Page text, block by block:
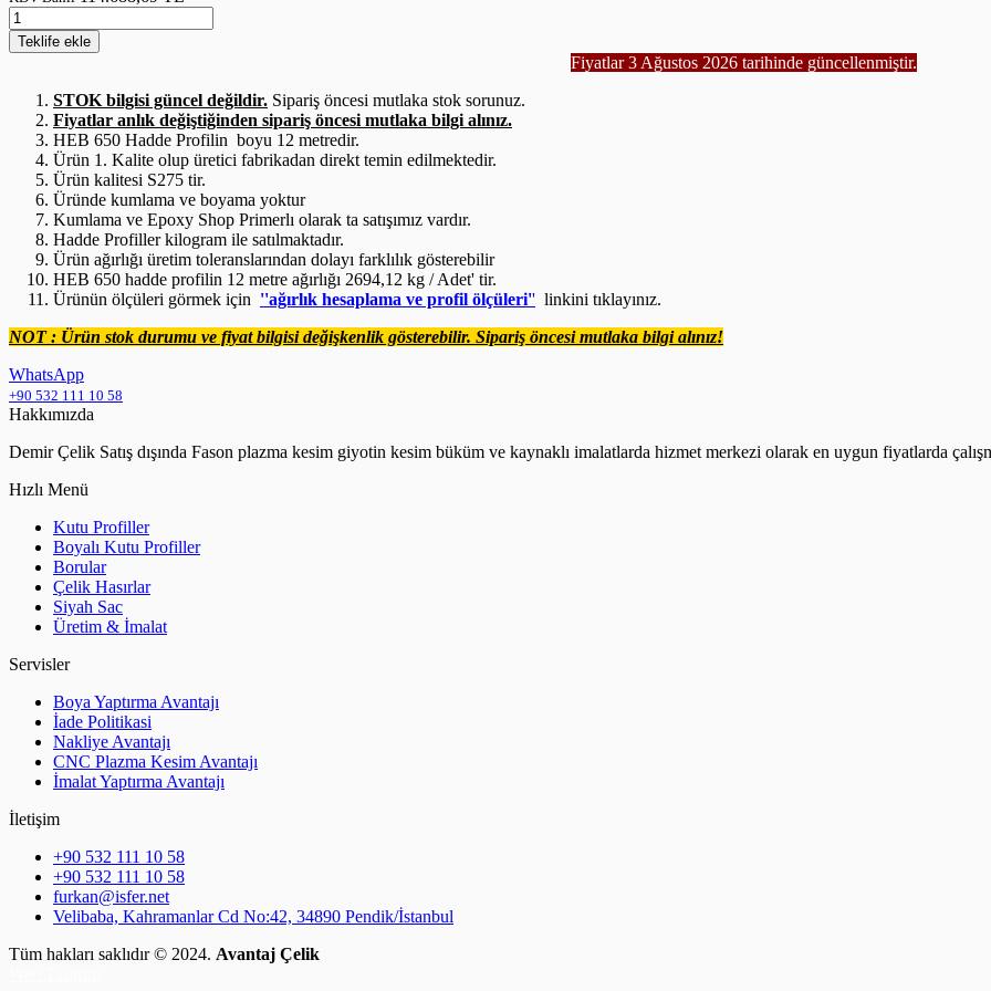
Teklife ekle
Fiyatlar 3 Ağustos 2026 tarihinde güncellenmiştir.
STOK bilgisi güncel değildir. Sipariş öncesi mutlaka stok sorunuz.
Fiyatlar anlık değiştiğinden sipariş öncesi mutlaka bilgi alınız.
HEB 650 Hadde Profilin boyu 12 metredir.
Ürün 1. Kalite olup üretici fabrikadan direkt temin edilmektedir.
Ürün kalitesi S275 tir.
Üründe kumlama ve boyama yoktur
Kumlama ve Epoxy Shop Primerlı olarak ta satışımız vardır.
Hadde Profiller kilogram ile satılmaktadır.
Ürün ağırlığı üretim toleranslarından dolayı farklılık gösterebilir
HEB 650 hadde profilin 12 metre ağırlığı 2694,12 kg / Adet' tir.
Ürünün ölçüleri görmek için ''ağırlık hesaplama ve profil ölçüleri'' linkini tıklayınız.
NOT : Ürün stok durumu ve fiyat bilgisi değişkenlik gösterebilir. Sipariş öncesi mutlaka bilgi alınız!
WhatsApp
+90 532 111 10 58
Hakkımızda
Demir Çelik Satış dışında Fason plazma kesim giyotin kesim büküm ve kaynaklı imalatlarda hizmet merkezi olarak en uygun fiyatlarda
Hızlı Menü
Kutu Profiller
Boyalı Kutu Profiller
Borular
Çelik Hasırlar
Siyah Sac
Üretim & İmalat
Servisler
Boya Yaptırma Avantajı
İade Politikasi
Nakliye Avantajı
CNC Plazma Kesim Avantajı
İmalat Yaptırma Avantajı
İletişim
+90 532 111 10 58
+90 532 111 10 58
furkan@isfer.net
Velibaba, Kahramanlar Cd No:42, 34890 Pendik/İstanbul
Tüm hakları saklıdır © 2024. Avantaj Çelik